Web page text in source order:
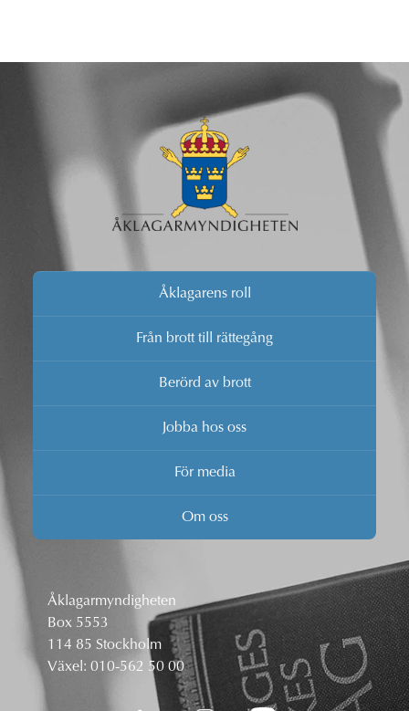
Åklagarens roll
Från brott till rättegång
Berörd av brott
Jobba hos oss
För media
Om oss
Åklagarmyndigheten
Box 5553
114 85 Stockholm
Växel: 010-562 50 00